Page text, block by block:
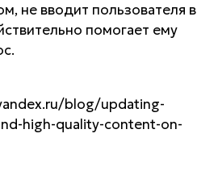
не вводит пользователя в
помогает ему
blog/updating-
high-quality-content-on-